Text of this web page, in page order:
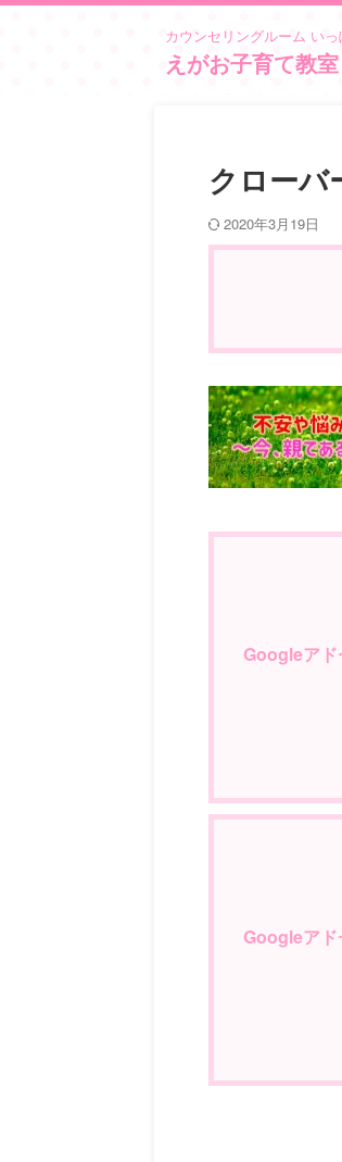
カウンセリングルーム い
えがお子育て教室
クローバ
2020年3月19日
Googleア
Googleア